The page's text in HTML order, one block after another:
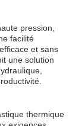
pression,
facilité
et sans
une solution
thermique